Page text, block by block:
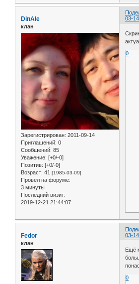
03-
DinAle
клан
Зарегистрирован: 2011-09-14
Приглашений: 0
Сообщений: 85
Уважение: [+0/-0]
Позитив: [+0/-0]
Возраст: 41 [1985-03-09]
Провел на форуме:
3 минуты
Последний визит:
2019-12-21 21:44:07
0
03-
Fedor
клан
Ещё
0